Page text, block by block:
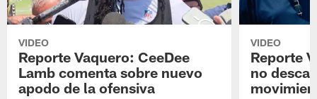
VIDEO
Reporte Vaquero: CeeDee
Lamb comenta sobre nuevo
apodo de la ofensiva
VIDEO
Reporte
no